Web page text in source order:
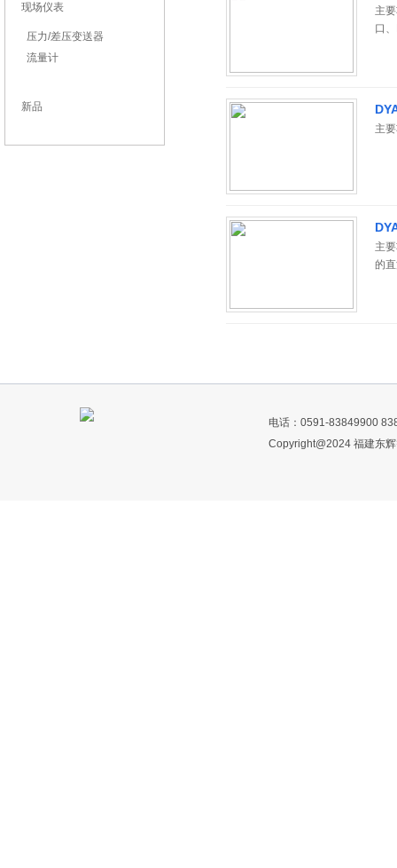
现场仪表
压力/差压变送器
流量计
新品
主
口
主
主
的
电话：0591-83849900
Copyright@2024 福建东